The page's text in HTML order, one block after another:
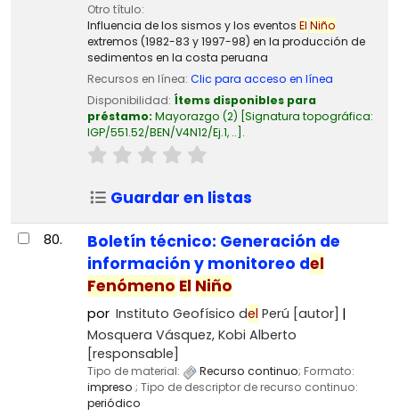
Otro título:
Influencia de los sismos y los eventos El Niño
extremos (1982-83 y 1997-98) en la producción de
sedimentos en la costa peruana
Recursos en línea: Clic para acceso en línea
Disponibilidad: Ítems disponibles para
préstamo: Mayorazgo (2) Signatura topográfica:
IGP/551.52/BEN/V4N12/Ej.1, .. .
Guardar en listas
80.
Boletín técnico: Generación de
información y monitoreo del
Fenómeno El Niño
por Instituto Geofísico del Perú [autor]
Mosquera Vásquez, Kobi Alberto
[responsable]
Tipo de material: Recurso continuo; Formato:
impreso ; Tipo de descriptor de recurso continuo:
periódico